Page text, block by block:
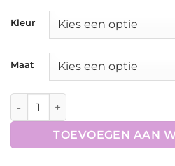
Kleur
Maat
Kristallen sporenset voor dames
TOEVOEGEN AAN